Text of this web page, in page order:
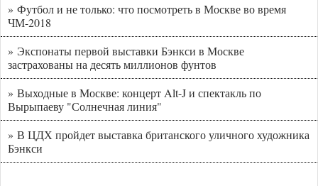
» Футбол и не только: что посмотреть в Москве во время
ЧМ-2018
» Экспонаты первой выставки Бэнкси в Москве
застрахованы на десять миллионов фунтов
» Выходные в Москве: концерт Alt-J и спектакль по
Вырыпаеву "Солнечная линия"
» В ЦДХ пройдет выставка британского уличного художника
Бэнкси